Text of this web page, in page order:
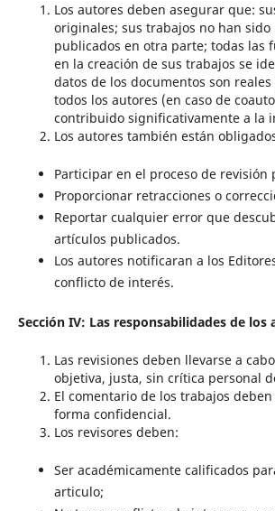
Los autores deben asegurar que:
originales; sus trabajos no han
publicados en otra parte; todas las
en la creación de sus trabajos se
datos de los documentos son
todos los autores (en caso de
contribuido significativamente a la
Los autores también están
Participar en el proceso de revisión
Proporcionar retracciones o
Reportar cualquier error que
artículos publicados.
Los autores notificaran a los
conflicto de interés.
Sección IV: Las responsabilidades de los
Las revisiones deben llevarse a
objetiva, justa, sin crítica personal
El comentario de los trabajos
forma confidencial.
Los revisores deben:
Ser académicamente calificados
articulo;